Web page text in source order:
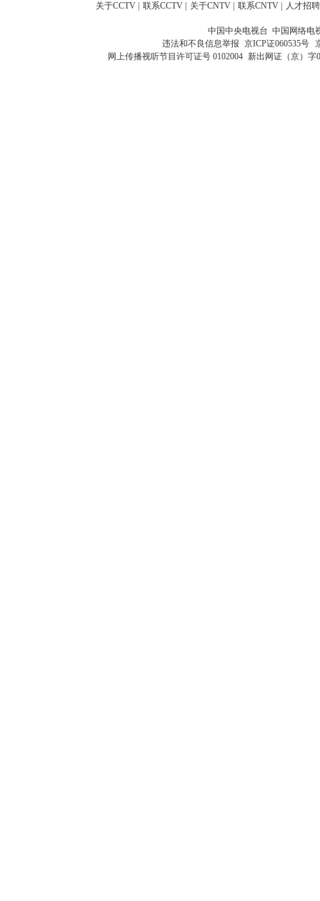
关于CCTV 联系CCTV 关于CNTV 联系CNTV 人才招聘
中国中央电视台 中国网络电
违法和不良信息举报 京ICP证060535号
网上传播视听节目许可证号 0102004 新出网证（京）